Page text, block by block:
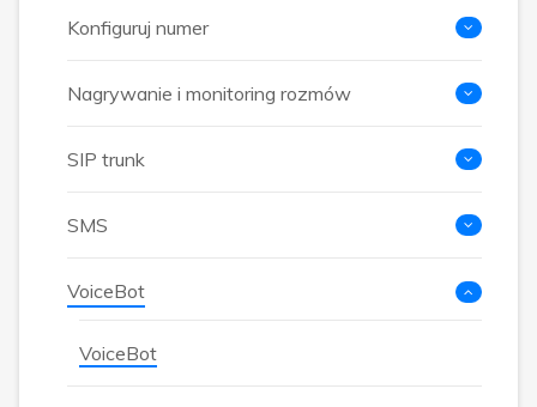
Konfiguruj numer
Nagrywanie i monitoring rozmów
SIP trunk
SMS
VoiceBot
VoiceBot